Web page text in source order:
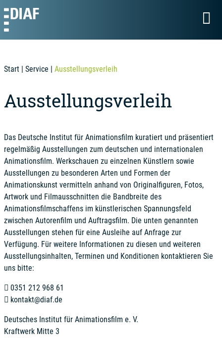
Start | Service | Ausstellungsverleih
Ausstellungsverleih
Das Deutsche Institut für Animationsfilm kuratiert und präsentiert
regelmäßig Ausstellungen zum deutschen und internationalen
Animationsfilm. Werkschauen zu einzelnen Künstlern sowie
Ausstellungen zu besonderen Arten und Formen der
Animationskunst vermitteln anhand von Originalfiguren, Fotos,
Artwork und Filmausschnitten die Bandbreite des
Animationsfilmschaffens im künstlerischen Spannungsfeld
zwischen Autorenfilm und Auftragsfilm. Die unten genannten
Ausstellungen stehen für eine Ausleihe auf Anfrage zur
Verfügung. Für weitere Informationen zu diesen und weiteren
Ausstellungsinhalten, Terminen und Konditionen kontaktieren Sie
uns bitte:
0351 212 968 61
kontakt@diaf.de
Deutsches Institut für Animationsfilm e. V.
Kraftwerk Mitte 3